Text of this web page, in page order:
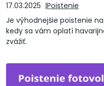
17.03.2025
Poistenie
Je výhodnejšie poistenie
kedy sa vám oplatí
zvážiť.